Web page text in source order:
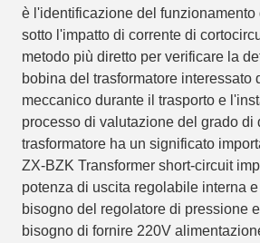
è l'identificazione del funzionamento
sotto l'impatto di corrente di
metodo più diretto per verificare la
bobina del trasformatore interessato
meccanico durante il trasporto e
processo di valutazione del grado di
trasformatore ha un significato
ZX-BZK Transformer short-circuit
potenza di uscita regolabile interna
bisogno del regolatore di pressione
bisogno di fornire 220V